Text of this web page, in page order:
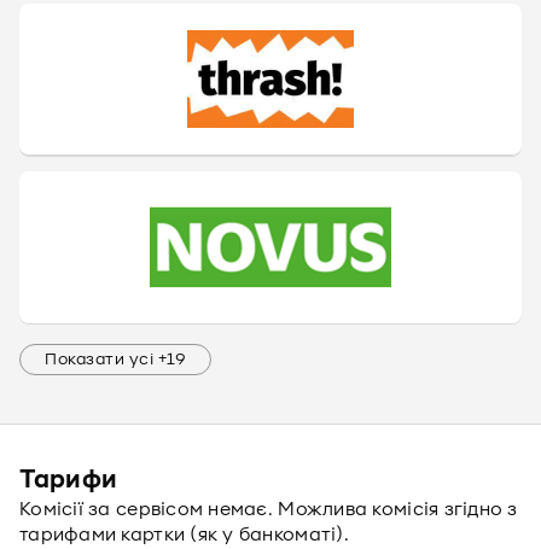
Показати усі +19
Тарифи
Комісії за сервісом немає. Можлива комісія згідно з
тарифами картки (як у банкоматі).